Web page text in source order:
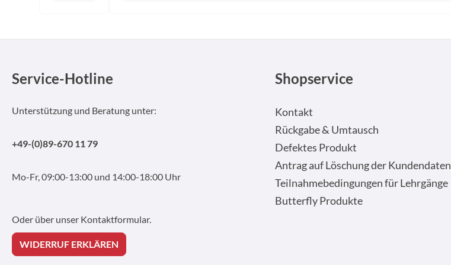
Service-Hotline
Unterstützung und Beratung unter:
+49-(0)89-670 11 79
Mo-Fr, 09:00-13:00 und 14:00-18:00 Uhr
Oder über unser Kontaktformular.
WIDERRUF ERKLÄREN
Shopservice
Kontakt
Rückgabe & Umtausch
Defektes Produkt
Antrag auf Löschung der Kundendaten
Teilnahmebedingungen für Lehrgänge
Butterfly Produkte